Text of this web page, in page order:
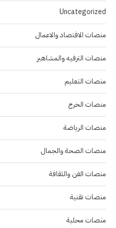
Uncategorized
منصات الاقتصاد والاعمال
منصات الترفيه والمشاهير
منصات التعليم
منصات الخرج
منصات الرياضة
منصات الصحة والجمال
منصات الفن والثقافة
منصات تقنية
منصات محلية